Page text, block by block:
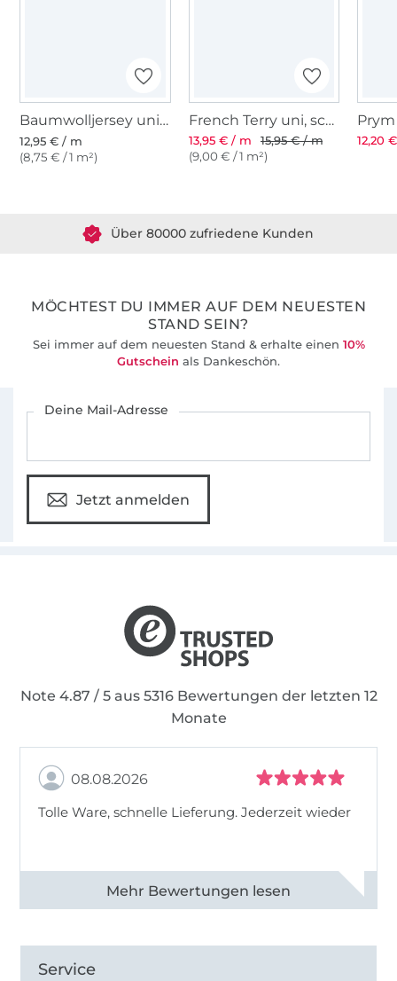
Baumwolljersey uni, schwarz
12,95 € / m
(8,75 € / 1 m²)
French Terry uni, schwarz
13,95 € / m
15,95 € / m
(9,00 € / 1 m²)
12,20
MÖCHTEST DU IMMER AUF DEM NEUESTEN
STAND SEIN?
Sei immer auf dem neuesten Stand & erhalte einen 10%
Gutschein als Dankeschön.
Deine Mail-Adresse
Jetzt anmelden
Note 4.87 / 5 aus 5316 Bewertungen der letzten 12
Monate
08.08.2026
Tolle Ware, schnelle Lieferung. Jederzeit wieder
Alle 83013 Bewertungen ansehen
Service